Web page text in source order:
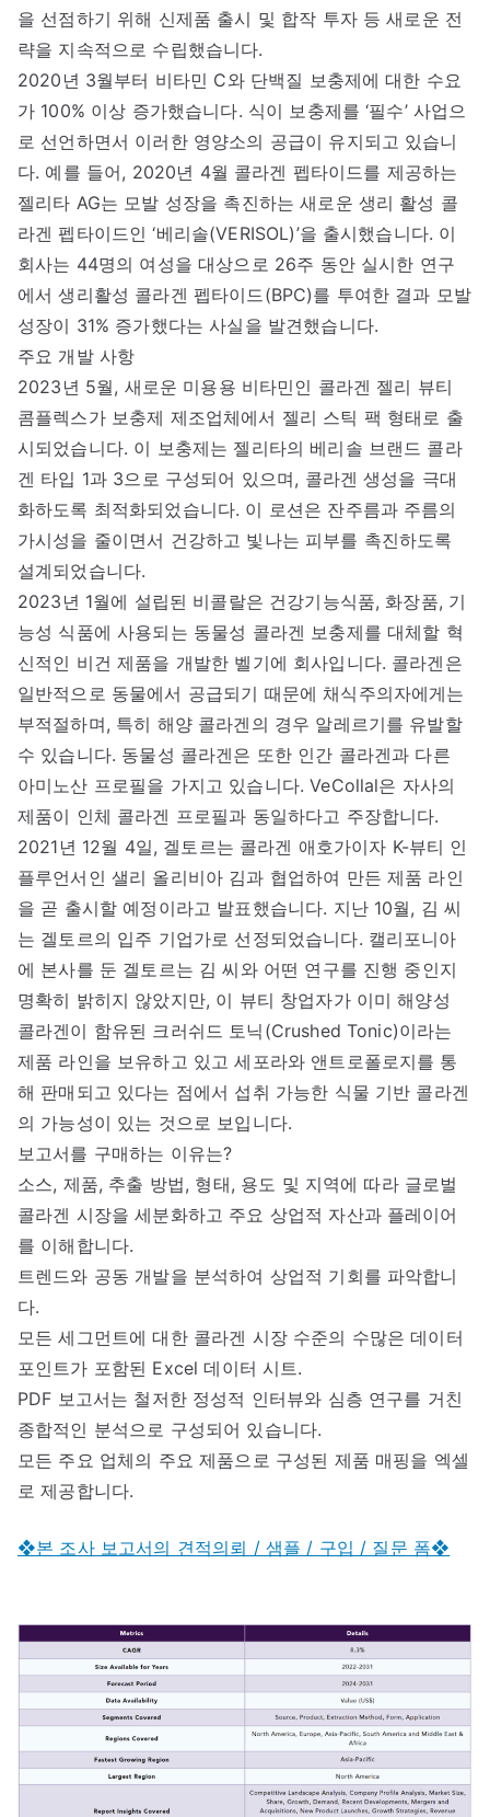
을 선점하기 위해 신제품 출시 및 합작 투자 등 새로운 전
략을 지속적으로 수립했습니다.
2020년 3월부터 비타민 C와 단백질 보충제에 대한 수요
가 100% 이상 증가했습니다. 식이 보충제를 ‘필수’ 사업으
로 선언하면서 이러한 영양소의 공급이 유지되고 있습니
다. 예를 들어, 2020년 4월 콜라겐 펩타이드를 제공하는
젤리타 AG는 모발 성장을 촉진하는 새로운 생리 활성 콜
라겐 펩타이드인 ‘베리솔(VERISOL)’을 출시했습니다. 이
회사는 44명의 여성을 대상으로 26주 동안 실시한 연구
에서 생리활성 콜라겐 펩타이드(BPC)를 투여한 결과 모발
성장이 31% 증가했다는 사실을 발견했습니다.
주요 개발 사항
2023년 5월, 새로운 미용용 비타민인 콜라겐 젤리 뷰티
콤플렉스가 보충제 제조업체에서 젤리 스틱 팩 형태로 출
시되었습니다. 이 보충제는 젤리타의 베리솔 브랜드 콜라
겐 타입 1과 3으로 구성되어 있으며, 콜라겐 생성을 극대
화하도록 최적화되었습니다. 이 로션은 잔주름과 주름의
가시성을 줄이면서 건강하고 빛나는 피부를 촉진하도록
설계되었습니다.
2023년 1월에 설립된 비콜랄은 건강기능식품, 화장품, 기
능성 식품에 사용되는 동물성 콜라겐 보충제를 대체할 혁
신적인 비건 제품을 개발한 벨기에 회사입니다. 콜라겐은
일반적으로 동물에서 공급되기 때문에 채식주의자에게는
부적절하며, 특히 해양 콜라겐의 경우 알레르기를 유발할
수 있습니다. 동물성 콜라겐은 또한 인간 콜라겐과 다른
아미노산 프로필을 가지고 있습니다. VeCollal은 자사의
제품이 인체 콜라겐 프로필과 동일하다고 주장합니다.
2021년 12월 4일, 겔토르는 콜라겐 애호가이자 K-뷰티 인
플루언서인 샐리 올리비아 김과 협업하여 만든 제품 라인
을 곧 출시할 예정이라고 발표했습니다. 지난 10월, 김 씨
는 겔토르의 입주 기업가로 선정되었습니다. 캘리포니아
에 본사를 둔 겔토르는 김 씨와 어떤 연구를 진행 중인지
명확히 밝히지 않았지만, 이 뷰티 창업자가 이미 해양성
콜라겐이 함유된 크러쉬드 토닉(Crushed Tonic)이라는
제품 라인을 보유하고 있고 세포라와 앤트로폴로지를 통
해 판매되고 있다는 점에서 섭취 가능한 식물 기반 콜라겐
의 가능성이 있는 것으로 보입니다.
보고서를 구매하는 이유는?
소스, 제품, 추출 방법, 형태, 용도 및 지역에 따라 글로벌
콜라겐 시장을 세분화하고 주요 상업적 자산과 플레이어
를 이해합니다.
트렌드와 공동 개발을 분석하여 상업적 기회를 파악합니
다.
모든 세그먼트에 대한 콜라겐 시장 수준의 수많은 데이터
포인트가 포함된 Excel 데이터 시트.
PDF 보고서는 철저한 정성적 인터뷰와 심층 연구를 거친
종합적인 분석으로 구성되어 있습니다.
모든 주요 업체의 주요 제품으로 구성된 제품 매핑을 엑셀
로 제공합니다.
❖본 조사 보고서의 견적의뢰 / 샘플 / 구입 / 질문 폼❖